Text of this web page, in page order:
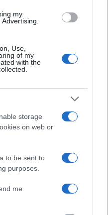
my
Use,
of my
with the
storage
on web or
to be sent to
purposes.
me
embert